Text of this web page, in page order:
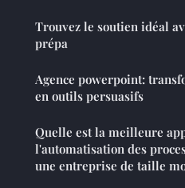
Trouvez le soutien idéal
prépa
Agence powerpoint:
en outils persuasifs
Quelle est la meilleure
l'automatisation des
une entreprise de taille